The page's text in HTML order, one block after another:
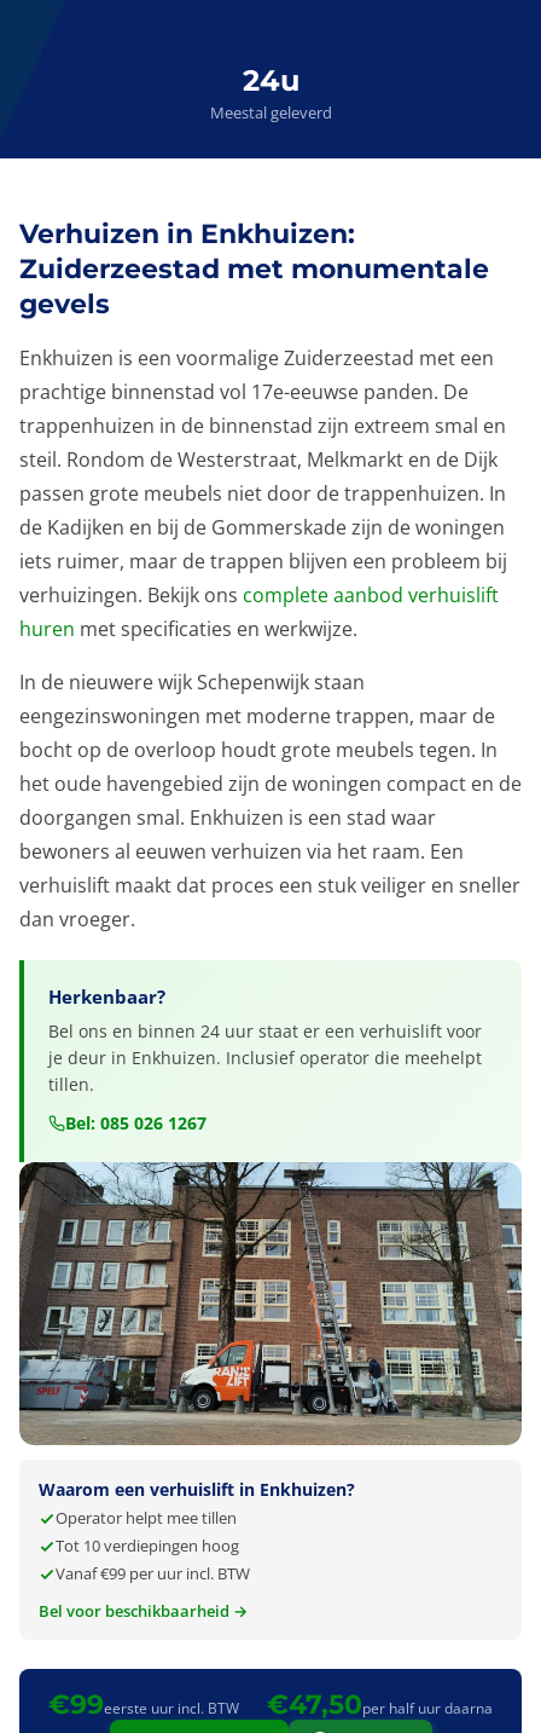
24u
Meestal geleverd
Verhuizen in Enkhuizen:
Zuiderzeestad met monumentale
gevels
Enkhuizen is een voormalige Zuiderzeestad met een
prachtige binnenstad vol 17e-eeuwse panden. De
trappenhuizen in de binnenstad zijn extreem smal en
steil. Rondom de Westerstraat, Melkmarkt en de Dijk
passen grote meubels niet door de trappenhuizen. In
de Kadijken en bij de Gommerskade zijn de woningen
iets ruimer, maar de trappen blijven een probleem bij
verhuizingen. Bekijk ons complete aanbod verhuislift
huren met specificaties en werkwijze.
In de nieuwere wijk Schepenwijk staan
eengezinswoningen met moderne trappen, maar de
bocht op de overloop houdt grote meubels tegen. In
het oude havengebied zijn de woningen compact en de
doorgangen smal. Enkhuizen is een stad waar
bewoners al eeuwen verhuizen via het raam. Een
verhuislift maakt dat proces een stuk veiliger en sneller
dan vroeger.
Herkenbaar?
Bel ons en binnen 24 uur staat er een verhuislift voor
je deur in Enkhuizen. Inclusief operator die meehelpt
tillen.
Bel: 085 026 1267
Waarom een verhuislift in Enkhuizen?
Operator helpt mee tillen
Tot 10 verdiepingen hoog
Vanaf €99 per uur incl. BTW
Bel voor beschikbaarheid →
€99eerste uur incl. BTW €47,50per half uur daarna